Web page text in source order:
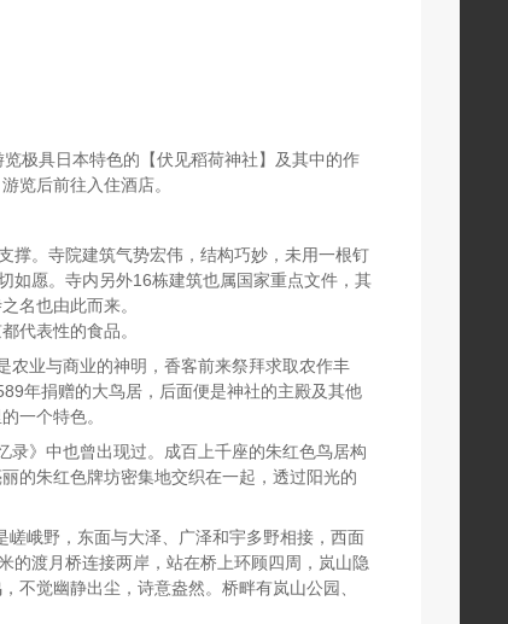
极具日本特色的【伏见稻荷神社】及其中的作
览后前往入住酒店。
撑。寺院建筑气势宏伟，结构巧妙，未用一根钉
如愿。寺内另外16栋建筑也属国家重点文件，其
名也由此而来。
代表性的食品。
农业与商业的神明，香客前来祭拜求取农作丰
年捐赠的大鸟居，后面便是神社的主殿及其他
一个特色。
录》中也曾出现过。成百上千座的朱红色鸟居构
的朱红色牌坊密集地交织在一起，透过阳光的
嵯峨野，东面与大泽、广泽和宇多野相接，西面
的渡月桥连接两岸，站在桥上环顾四周，岚山隐
不觉幽静出尘，诗意盎然。桥畔有岚山公园、